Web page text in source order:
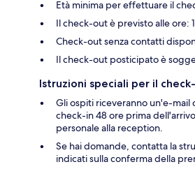
Età minima per effettuare il
Il check-out è previsto alle ore:
Check-out senza contatti
Il check-out posticipato è
Istruzioni speciali per il
Gli ospiti riceveranno un'e-mail
check-in 48 ore prima
personale alla reception.
Se hai domande, contatta la
indicati sulla conferma della